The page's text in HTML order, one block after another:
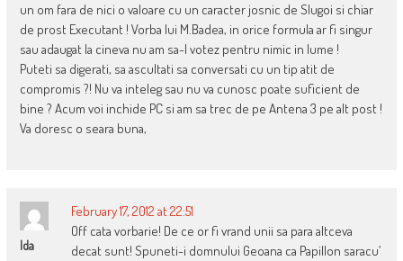
un om fara de nici o valoare cu un caracter josnic de Slugoi si chiar
de prost Executant ! Vorba lui M.Badea, in orice formula ar fi singur
sau adaugat la cineva nu am sa-l votez pentru nimic in lume !
Puteti sa digerati, sa ascultati sa conversati cu un tip atit de
compromis ?! Nu va inteleg sau nu va cunosc poate suficient de
bine ? Acum voi inchide PC si am sa trec de pe Antena 3 pe alt post !
Va doresc o seara buna,
Ida
February 17, 2012 at 22:51
Off cata vorbarie! De ce or fi vrand unii sa para altceva
decat sunt! Spuneti-i domnului Geoana ca Papillon saracu’